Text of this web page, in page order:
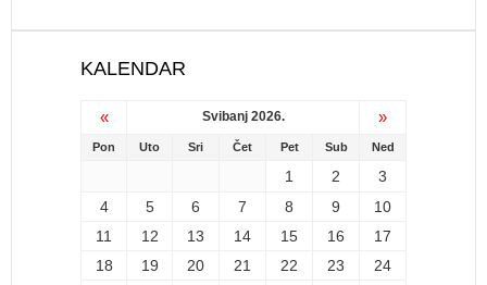
KALENDAR
« Svibanj 2026. »
Pon Uto Sri Čet Pet Sub Ned
1 2
3
4
5 6 7 8 9
10
11
12 13 14 15 16
17
18
19 20 21 22 23
24